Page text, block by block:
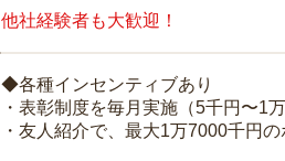
他社経験者も大歓迎！
◆各種インセンティブあり
・表彰制度を毎月実施（5千円〜1
・友人紹介で、最大1万7000千円